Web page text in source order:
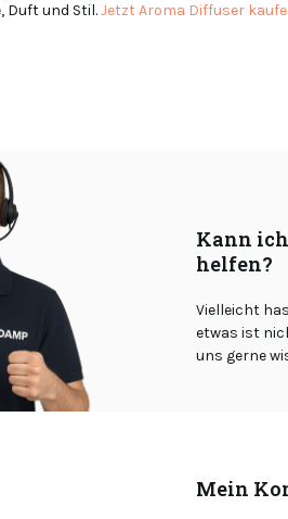
Duft und Stil.Jetzt Aroma Diffuser
Kann
helfen?
Vielleicht
etwas ist
uns gerne
Mein